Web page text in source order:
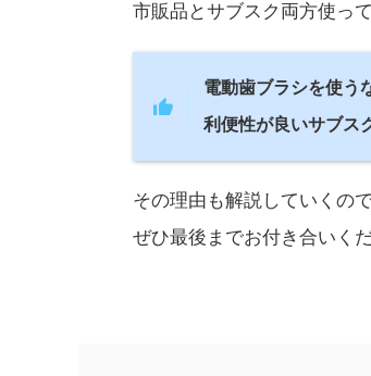
市販品とサブスク両方使っ
電動歯ブラシを使う
利便性が良いサブス
その理由も解説していくので
ぜひ最後までお付き合いくだ